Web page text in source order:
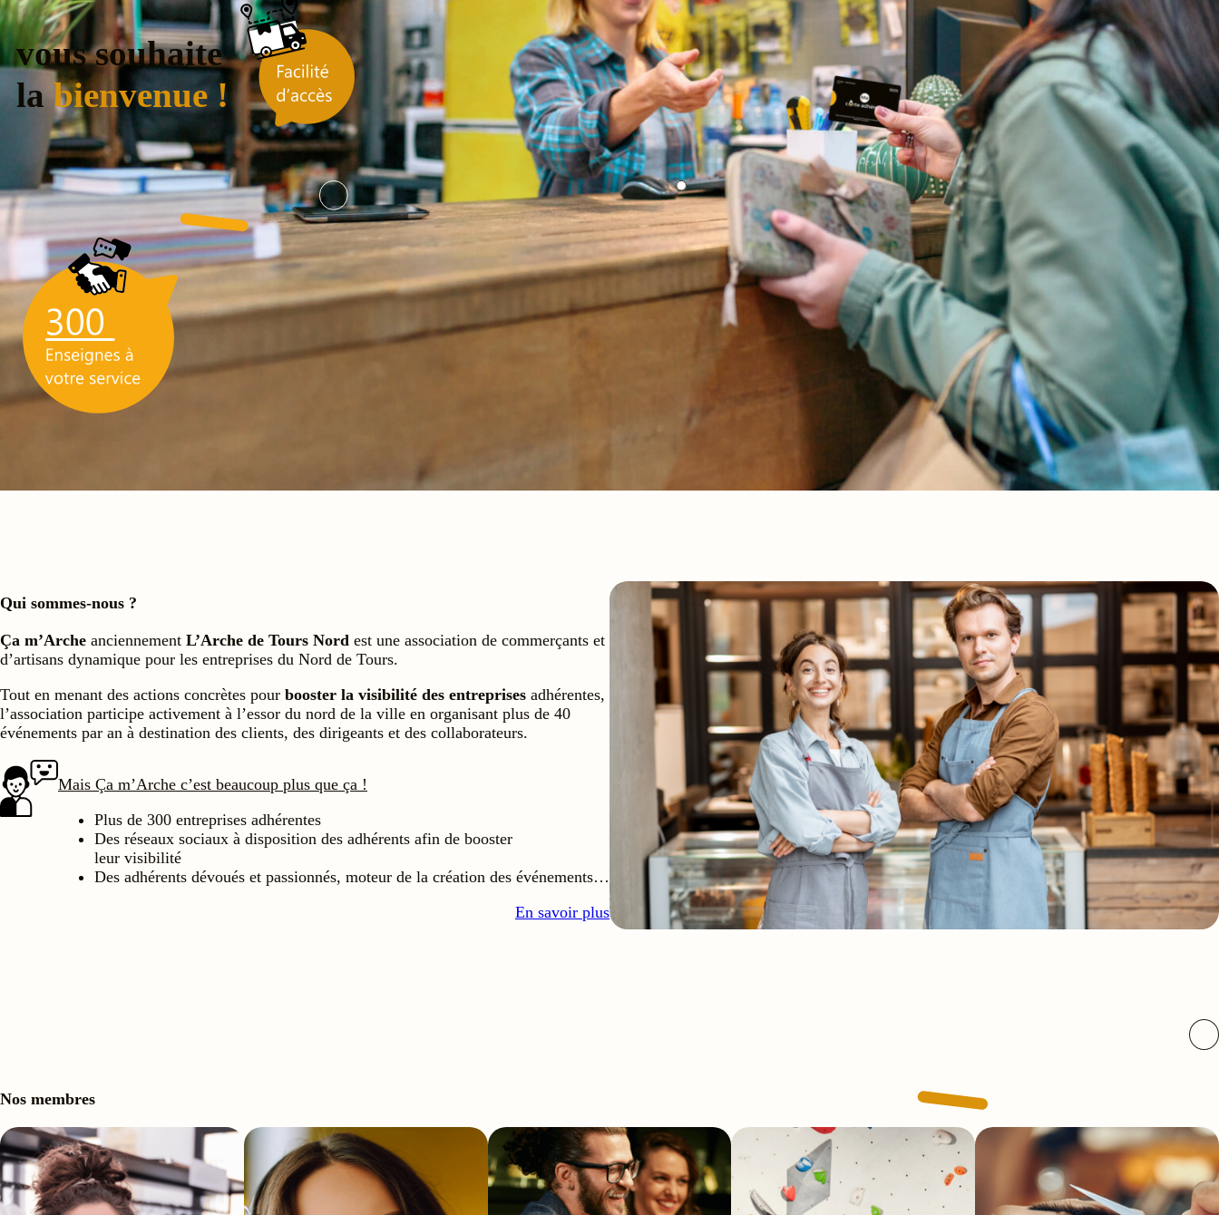
vous souhaite
labienvenue !
Qui sommes-nous ?
Ça m’Arche anciennement L’Arche de Tours Nord est une association de commerçants et
d’artisans dynamique pour les entreprises du Nord de Tours.
Tout en menant des actions concrètes pour booster la visibilité des entreprises adhérentes,
l’association participe activement à l’essor du nord de la ville en organisant plus de 40
événements par an à destination des clients, des dirigeants et des collaborateurs.
Mais Ça m’Arche c’est beaucoup plus que ça !
Plus de 300 entreprises adhérentes
Des réseaux sociaux à disposition des adhérents afin de booster
leur visibilité
Des adhérents dévoués et passionnés, moteur de la création des événements…
En savoir plus
Nos membres